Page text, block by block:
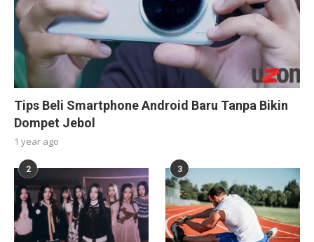
Tips Beli Smartphone Android Baru Tanpa Bikin
Dompet Jebol
1 year ago
2 3